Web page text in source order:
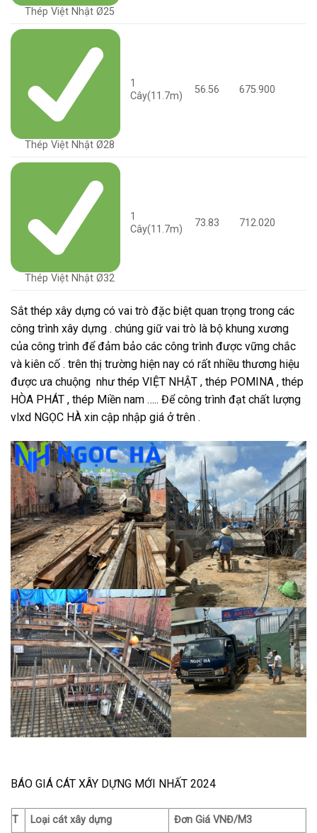
Thép Việt Nhật Ø25
Thép Việt Nhật Ø28
1
Cây(11.7m)
56.56 675.900
Thép Việt Nhật Ø32
1
Cây(11.7m)
73.83 712.020
Sắt thép xây dựng có vai trò đặc biệt quan trọng trong các
công trình xây dựng . chúng giữ vai trò là bộ khung xương
của công trình để đảm bảo các công trình được vững chắc
và kiên cố . trên thị trường hiện nay có rất nhiều thương hiệu
được ưa chuộng như thép VIỆT NHẬT , thép POMINA , thép
HÒA PHÁT , thép Miền nam ….. Để công trình đạt chất lượng
vlxd NGỌC HÀ xin cập nhập giá ở trên .
BÁO GIÁ CÁT XÂY DỰNG MỚI NHẤT 2024
T Loại cát xây dựng
Đơn Giá VNĐ/M3